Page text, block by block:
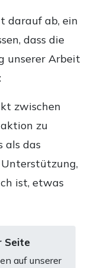
darauf ab, ein
dass die
unserer Arbeit
zwischen
zu
als das
ist, etwas
Seite
auf unserer